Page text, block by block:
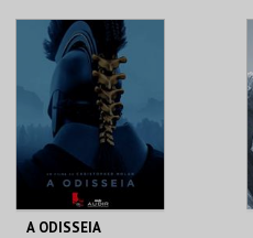
SANTA MARIA DA
FEIRA
MAIS INFO
COMPRAR
A ODISSEIA